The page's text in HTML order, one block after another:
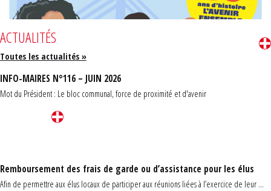
ACTUALITÉS
Toutes les actualités »
INFO-MAIRES N°116 – JUIN 2026
Mot du Président : Le bloc communal, force de proximité et d'avenir
Remboursement des frais de garde ou d’assistance pour les élus
Afin de permettre aux élus locaux de participer aux réunions liées à l’exercice de leur ...